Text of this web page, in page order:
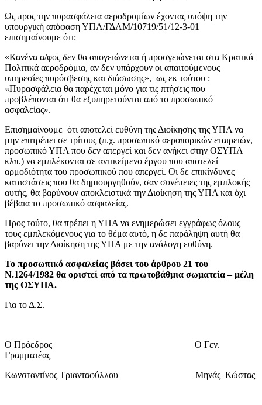
Ως προς την πυρασφάλεια αεροδρομίων έχοντας υπόψη την
υπουργική απόφαση ΥΠΑ/ΓΔΑΜ/10719/51/12-3-01
επισημαίνουμε ότι:
«Κανένα α/φος δεν θα απογειώνεται ή προσγειώνεται στα Κρατικά
Πολιτικά αεροδρόμια, αν δεν υπάρχουν οι απαιτούμενους
υπηρεσίες πυρόσβεσης και διάσωσης», ως εκ τούτου :
«Πυρασφάλεια θα παρέχεται μόνο για τις πτήσεις που
προβλέπονται ότι θα εξυπηρετούνται από το προσωπικό
ασφαλείας».
Επισημαίνουμε ότι αποτελεί ευθύνη της Διοίκησης της ΥΠΑ να
μην επιτρέπει σε τρίτους (π.χ. προσωπικό αεροπορικών εταιρειών,
προσωπικό ΥΠΑ που δεν απεργεί και δεν ανήκει στην ΟΣΥΠΑ
κλπ.) να εμπλέκονται σε αντικείμενο έργου που αποτελεί
αρμοδιότητα του προσωπικού που απεργεί. Οι δε επικίνδυνες
καταστάσεις που θα δημιουργηθούν, σαν συνέπειες της εμπλοκής
αυτής, θα βαρύνουν αποκλειστικά την Διοίκηση της ΥΠΑ και όχι
βέβαια το προσωπικό ασφαλείας.
Προς τούτο, θα πρέπει η ΥΠΑ να ενημερώσει εγγράφως όλους
τους εμπλεκόμενους για το θέμα αυτό, η δε παράληψη αυτή θα
βαρύνει την Διοίκηση της ΥΠΑ με την ανάλογη ευθύνη.
Το προσωπικό ασφαλείας βάσει του άρθρου 21 του
Ν.1264/1982 θα οριστεί από τα πρωτοβάθμια σωματεία – μέλη
της ΟΣΥΠΑ.
Για το Δ.Σ.
Ο Πρόεδρος O Γεν.
Γραμματέας
Κωνσταντίνος Τριανταφύλλου Μηνάς Κώστας